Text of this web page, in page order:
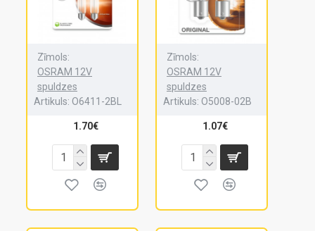
Zīmols:
OSRAM 12V
spuldzes
Artikuls: O6411-2BL
1.70€
Zīmols:
OSRAM 12V
spuldzes
Artikuls: O5008-02B
1.07€